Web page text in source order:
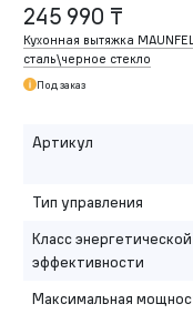
245 990 ₸
Кухонная вытяжка
сталь\черное стекло
Под заказ
Артикул
Тип управления
Класс энергетической
эффективности
Максимальная